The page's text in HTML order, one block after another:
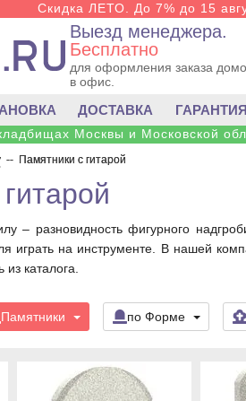
Скидка ЛЕТО. До 7% до 15
Выезд менеджера.
Бесплатно
для оформления заказа
в офис.
ДОСТАВКА ГАРАНТИЯ
Москвы и Московской
-- Памятники с гитарой
– разновидность фигурного
играть на инструменте. В нашей
каталога.
Памятники по Форме